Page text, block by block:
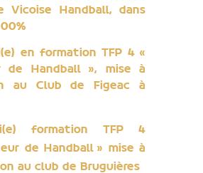
Vicoise Handball, dans
en formation TFP 4 «
de Handball », mise à
au Club de Figeac à
formation TFP 4
de Handball » mise à
au club de Bruguières